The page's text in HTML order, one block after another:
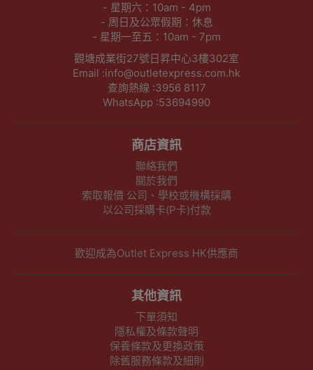
- 星期六：10am - 4pm
- 周日及公眾假期：休息
- 星期一至五：10am - 7pm
觀塘成業街27號日昇中心3樓302室
Email :info@outletexpress.com.hk
查詢熱線 :3956 8117
WhatsApp :53694990
商店資訊
聯絡我們
關於我們
索取報價 公司、學校或機構採購
以公司採購卡(P卡)付款
歡迎成為Outlet Express HK供應商
其他資訊
下單須知
隱私權及條款聲明
保養條款及更換政策
除舊服務條款及細則